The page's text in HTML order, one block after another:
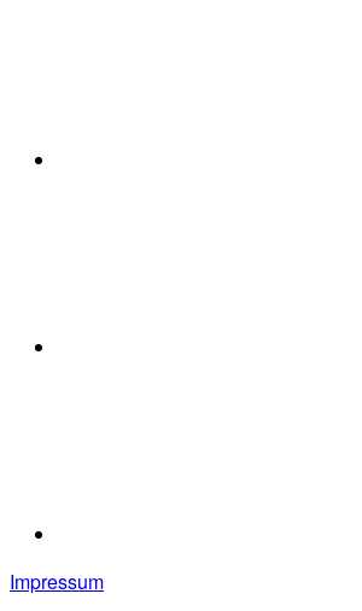
Impressum